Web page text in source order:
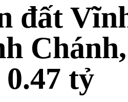
đất
0.47 tỷ